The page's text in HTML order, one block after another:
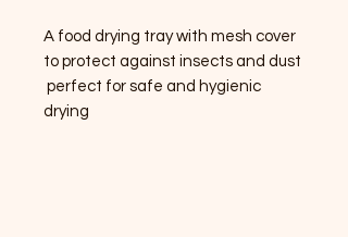
A food drying tray with mesh cover
to protect against insects and dust
perfect for safe and hygienic
drying